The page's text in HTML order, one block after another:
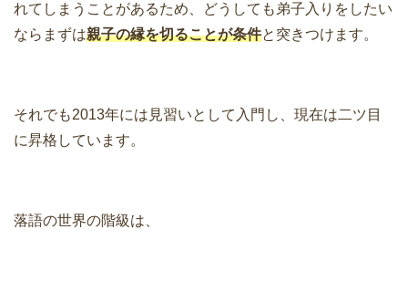
れてしまうことがあるため、どうしても弟子入りをしたい
ならまずは親子の縁を切ることが条件と突きつけます。
それでも2013年には見習いとして入門し、現在は二ツ目
に昇格しています。
落語の世界の階級は、